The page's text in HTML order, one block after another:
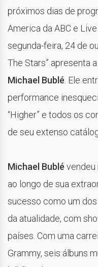
próximos dias de
America da ABC e
segunda-feira, 24 de
The Stars” apresenta
Michael Bublé. Ele
performance
“Higher” e todos os
de seu extenso
Michael Bublé vendeu
ao longo de sua
sucesso como um
da atualidade, com
países. Com uma
Grammy, seis álbuns